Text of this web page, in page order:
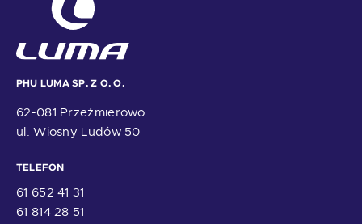
PHU LUMA SP. Z O. O.
62-081 Przeźmierowo
ul. Wiosny Ludów 50
TELEFON
61 652 41 31
61 814 28 51